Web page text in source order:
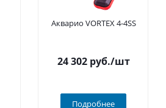
Акварио VORTEX 4-4SS
24 302руб./шт
Подробнее